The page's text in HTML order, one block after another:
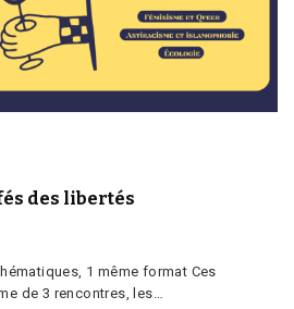
des libertés
1 même format Ces
de 3 rencontres, les…